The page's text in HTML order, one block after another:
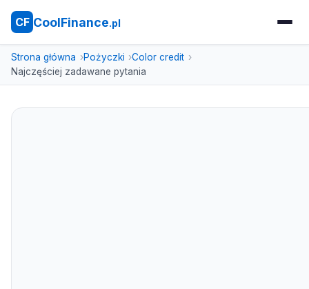
CF CoolFinance.pl
Strona główna Pożyczki
Color credit
Najczęściej zadawane pytania